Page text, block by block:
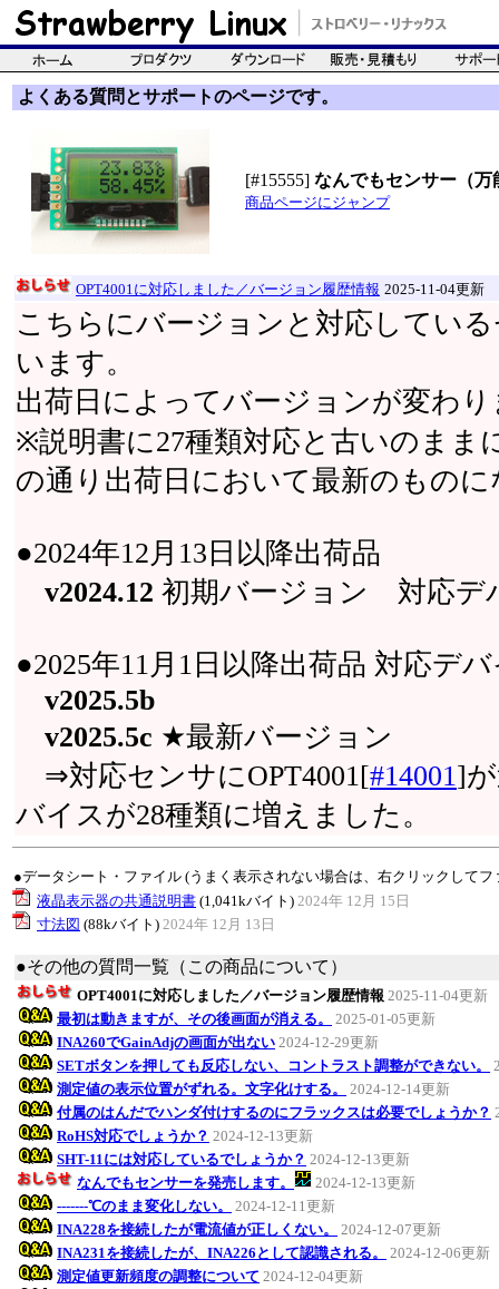
よくある質問とサポートのページです。
[#15555] なんでもセンサー（万
商品ページにジャンプ
OPT4001に対応しました／バージョン履歴情報 2025-11-04更新
こちらにバージョンと対応してい
います。
出荷日によってバージョンが変わり
※説明書に27種類対応と古いのまま
の通り出荷日において最新のもの
●2024年12月13日以降出荷品
v2024.12 初期バージョン 対応デ
●2025年11月1日以降出荷品 対応デ
v2025.5b
v2025.5c ★最新バージョン
⇒対応センサにOPT4001[#14001]
バイスが28種類に増えました。
●データシート・ファイル (うまく表示されない場合は、右クリックして
液晶表示器の共通説明書 (1,041kバイト) 2024年 12月 15日
寸法図 (88kバイト) 2024年 12月 13日
●その他の質問一覧（この商品について）
OPT4001に対応しました／バージョン履歴情報 2025-11-04更新
最初は動きますが、その後画面が消える。
2025-01-05更新
INA260でGainAdjの画面が出ない 2024-12-29更新
SETボタンを押しても反応しない、コントラスト調整ができない。
測定値の表示位置がずれる。文字化けする。
2024-12-14更新
付属のはんだでハンダ付けするのにフラックスは必要でしょうか？
RoHS対応でしょうか？ 2024-12-13更新
SHT-11には対応しているでしょうか？ 2024-12-13更新
なんでもセンサーを発売します。
2024-12-13更新
-------℃のまま変化しない。
2024-12-11更新
INA228を接続したが電流値が正しくない。
2024-12-07更新
INA231を接続したが、INA226として認識される。
2024-12-06更新
測定値更新頻度の調整について 2024-12-04更新